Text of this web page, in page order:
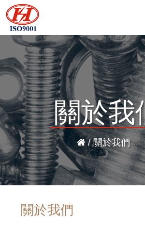
關於我
/ 關於我們
關於我們